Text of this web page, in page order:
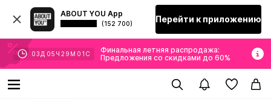
ABOUT YOU App
(152 700) Перейти к приложению
03 Д 05 Ч 29 М 01 С
Финальная летняя распродажа:
Предложения со скидками до 60%